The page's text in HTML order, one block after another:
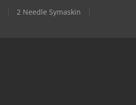
2 Needle Symaskin